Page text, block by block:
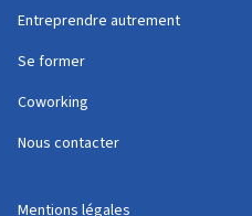
Entreprendre autrement
Se former
Coworking
Nous contacter
Mentions légales